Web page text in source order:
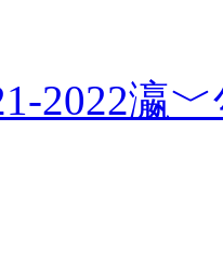
2022瀛